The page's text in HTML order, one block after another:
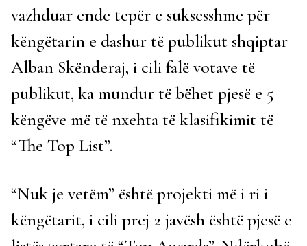
vazhduar ende tepër e suksesshme për
këngëtarin e dashur të publikut shqiptar
Alban Skënderaj, i cili falë votave të
publikut, ka mundur të bëhet pjesë e 5
këngëve më të nxehta të klasifikimit të
“The Top List”.
“Nuk je vetëm” është projekti më i ri i
këngëtarit, i cili prej 2 javësh është pjesë e